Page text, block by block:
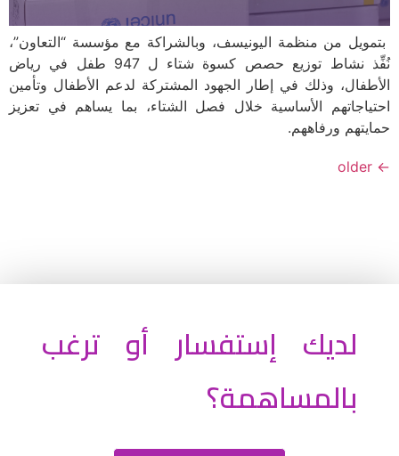
بتمويل من منظمة اليونيسف، وبالشراكة مع مؤسسة “التعاون”،
نُفِّذ نشاط توزيع حصص كسوة شتاء ل 947 طفل في رياض
الأطفال، وذلك في إطار الجهود المشتركة لدعم الأطفال وتأمين
احتياجاتهم الأساسية خلال فصل الشتاء، بما يساهم في تعزيز
حمايتهم ورفاههم.
←
لديك إستفسار أو ترغب
بالمساهمة؟